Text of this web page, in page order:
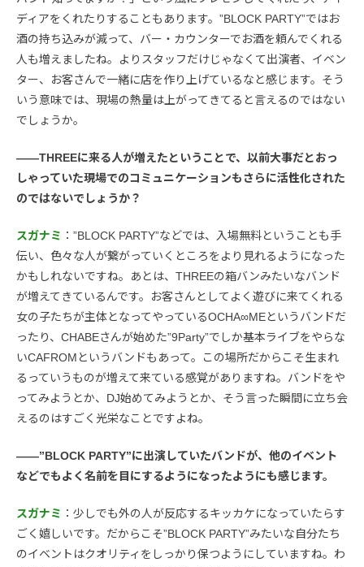
ディアをくれたりすることもあります。”BLOCK PARTY”ではお
酒の持ち込みが減って、バー・カウンターでお酒を頼んでくれる
人も増えましたね。よりスタッフだけじゃなくて出演者、イベン
ター、お客さんで一緒に店を作り上げているなと感じます。そう
いう意味では、現場の熱量は上がってきてると言えるのではない
でしょうか。
――THREEに来る人が増えたということで、以前大事だとおっ
しゃっていた現場でのコミュニケーションもさらに活性化された
のではないでしょうか？
スガナミ ：”BLOCK PARTY”などでは、入場無料ということも手
伝い、色々な人が繋がっていくところをより見れるようになった
かもしれないですね。あとは、THREEの箱バンみたいなバンド
が増えてきているんです。お客さんとしてよく遊びに来てくれる
女の子たちが主体となってやっているOCHA∞MEというバンドだ
ったり、CHABEさんが始めた”9Party”でしか基本ライブをやらな
いCAFROMというバンドもあって。この場所だからこそ生まれ
るっていうものが増えて来ている感覚がありますね。バンドをや
ってみようとか、DJ始めてみようとか、そう言った瞬間に立ち会
えるのはすごく光栄なことですよね。
――”BLOCK PARTY”に出演していたバンドが、他のイベント
などでもよく名前を目にするようになったようにも感じます。
スガナミ ：少しでも外の人が反応するキッカケになっていたらす
ごく嬉しいです。だからこそ”BLOCK PARTY”みたいな自分たち
のイベントはクオリティをしっかり保つようにしていますね。わ